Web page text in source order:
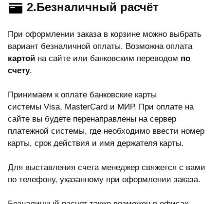
2.Безналичный расчёт
При оформлении заказа в корзине можно выбрать
вариант безналичной оплаты. Возможна оплата
картой на сайте или банковским переводом по
счету.
Принимаем к оплате банковские карты
системы Visa, MasterCard и МИР. При оплате на
сайте вы будете перенаправлены на сервер
платежной системы, где необходимо ввести номер
карты, срок действия и имя держателя карты.
Для выставления счета менеджер свяжется с вами
по телефону, указанному при оформлении заказа.